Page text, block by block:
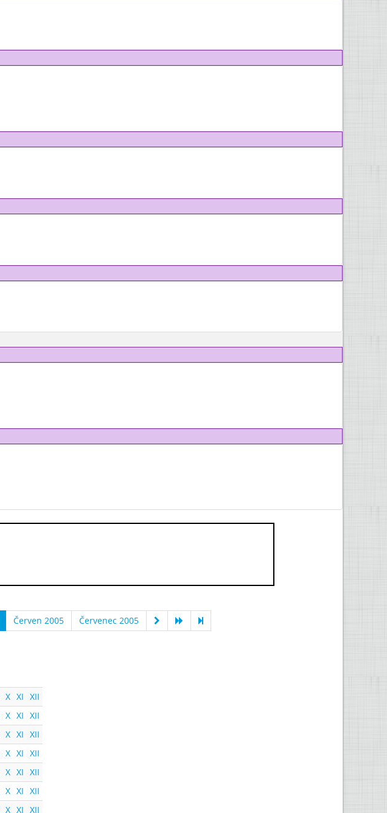
Červen 2005 Červenec 2005
X XI XII
X XI XII
X XI XII
X XI XII
X XI XII
X XI XII
X XI XII